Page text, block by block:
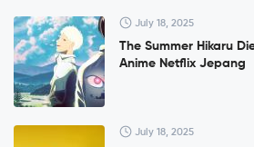
July 18, 2025
The Summer Hikaru
Anime Netflix Jepang
July 18, 2025